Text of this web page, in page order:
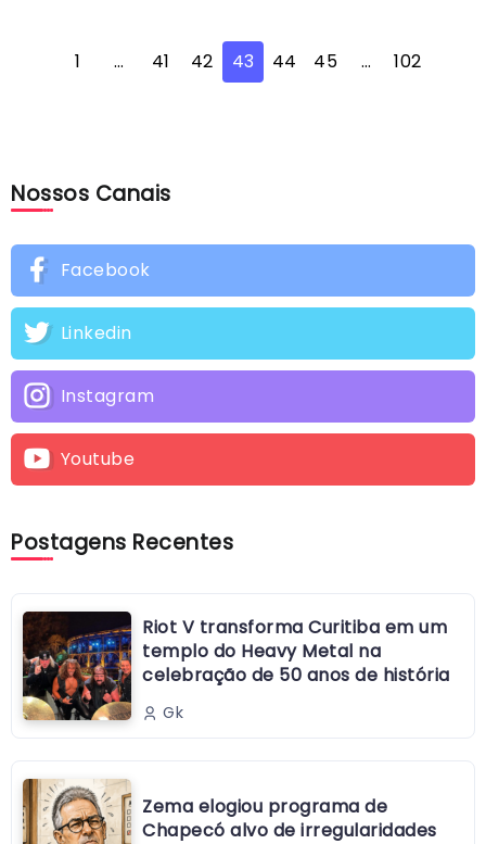
1 … 41 42 43 44 45 … 102
Nossos Canais
Facebook
Linkedin
Instagram
Youtube
Postagens Recentes
Riot V transforma Curitiba em um
templo do Heavy Metal na
celebração de 50 anos de história
Gk
Zema elogiou programa de
Chapecó alvo de irregularidades